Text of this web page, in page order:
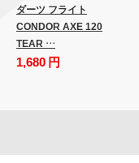
ダーツ フライト
CONDOR AXE 120
TEAR …
1,680 円